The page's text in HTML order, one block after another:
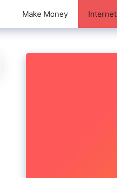
Make Money Internet